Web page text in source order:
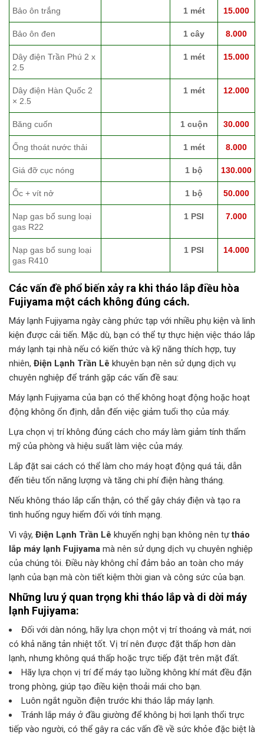
Bảo ôn trắng 1 mét 15.000
Bảo ôn đen 1 cây 8.000
Dây điện Trần Phú 2 x
2.5
1 mét 15.000
Dây điện Hàn Quốc 2
× 2.5
1 mét 12.000
Băng cuốn 1 cuộn 30.000
Ống thoát nước thải 1 mét 8.000
Giá đỡ cục nóng 1 bộ 130.000
Ốc + vít nở 1 bộ 50.000
Nạp gas bổ sung loại
gas R22
1 PSI 7.000
Nạp gas bổ sung loại
gas R410
1 PSI 14.000
Các vấn đề phổ biến xảy ra khi tháo lắp điều hòa
Fujiyama một cách không đúng cách.
Máy lạnh Fujiyama ngày càng phức tạp với nhiều phụ kiện và linh
kiện được cải tiến. Mặc dù, bạn có thể tự thực hiện việc tháo lắp
máy lạnh tại nhà nếu có kiến thức và kỹ năng thích hợp, tuy
nhiên, Điện Lạnh Trần Lê khuyên bạn nên sử dụng dịch vụ
chuyên nghiệp để tránh gặp các vấn đề sau:
Máy lạnh Fujiyama của bạn có thể không hoạt động hoặc hoạt
động không ổn định, dẫn đến việc giảm tuổi thọ của máy.
Lựa chọn vị trí không đúng cách cho máy làm giảm tính thẩm
mỹ của phòng và hiệu suất làm việc của máy.
Lắp đặt sai cách có thể làm cho máy hoạt động quá tải, dẫn
đến tiêu tốn năng lượng và tăng chi phí điện hàng tháng.
Nếu không tháo lắp cẩn thận, có thể gây cháy điện và tạo ra
tình huống nguy hiểm đối với tính mạng.
Vì vậy, Điện Lạnh Trần Lê khuyến nghị bạn không nên tựtháo
lắp máy lạnh Fujiyama mà nên sử dụng dịch vụ chuyên nghiệp
của chúng tôi. Điều này không chỉ đảm bảo an toàn cho máy
lạnh của bạn mà còn tiết kiệm thời gian và công sức của bạn.
Những lưu ý quan trọng khi tháo lắp và di dời máy
lạnh Fujiyama:
Đối với dàn nóng, hãy lựa chọn một vị trí thoáng và mát, nơi
có khả năng tản nhiệt tốt. Vị trí nên được đặt thấp hơn dàn
lạnh, nhưng không quá thấp hoặc trực tiếp đặt trên mặt đất.
Hãy lựa chọn vị trí để máy tạo luồng không khí mát đều đặn
trong phòng, giúp tạo điều kiện thoải mái cho bạn.
Luôn ngắt nguồn điện trước khi tháo lắp máy lạnh.
Tránh lắp máy ở đầu giường để không bị hơi lạnh thổi trực
tiếp vào người, có thể gây ra các vấn đề về sức khỏe đặc biệt là